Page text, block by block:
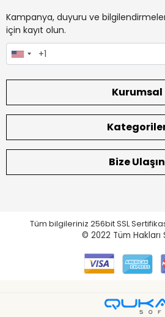
Kampanya, duyuru ve
için kayıt olun.
Kurumsal
Bize Ulaşın
Tüm bilgileriniz 256bit SSL
© 2022 Tüm Hakları